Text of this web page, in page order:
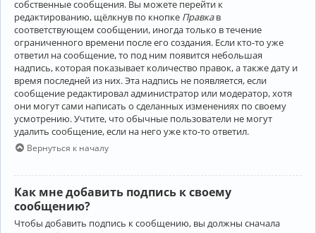
собственные сообщения. Вы можете перейти к
редактированию, щёлкнув по кнопке Правкав
соответствующем сообщении, иногда только в течение
ограниченного времени после его создания. Если кто-то уже
ответил на сообщение, то под ним появится небольшая
надпись, которая показывает количество правок, а также дату и
время последней из них. Эта надпись не появляется, если
сообщение редактировал администратор или модератор, хотя
они могут сами написать о сделанных изменениях по своему
усмотрению. Учтите, что обычные пользователи не могут
удалить сообщение, если на него уже кто-то ответил.
Вернуться к началу
Как мне добавить подпись к своему
сообщению?
Чтобы добавить подпись к сообщению, вы должны сначала